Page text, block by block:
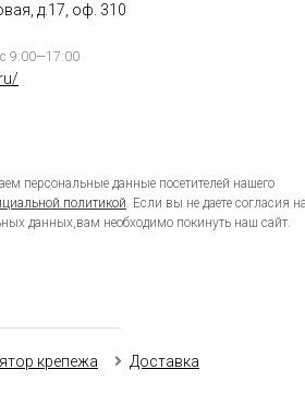
д.17, оф. 310
9:00—17:00
персональные данные посетителей нашего
политикой. Если вы не даете согласия
данных,вам необходимо покинуть наш сайт.
крепежа
Доставка